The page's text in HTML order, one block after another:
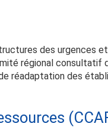
des urgences
régional consultatif
réadaptation des